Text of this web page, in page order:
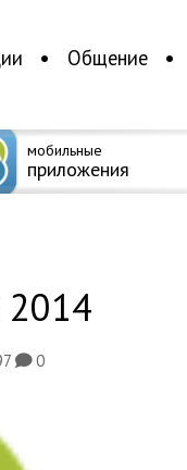
Общение
мобильные
приложения
K0